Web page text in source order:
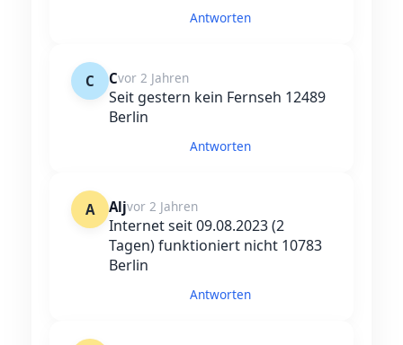
Antworten
C Cvor 2 Jahren
Seit gestern kein Fernseh 12489
Berlin
Antworten
A Aljvor 2 Jahren
Internet seit 09.08.2023 (2
Tagen) funktioniert nicht 10783
Berlin
Antworten